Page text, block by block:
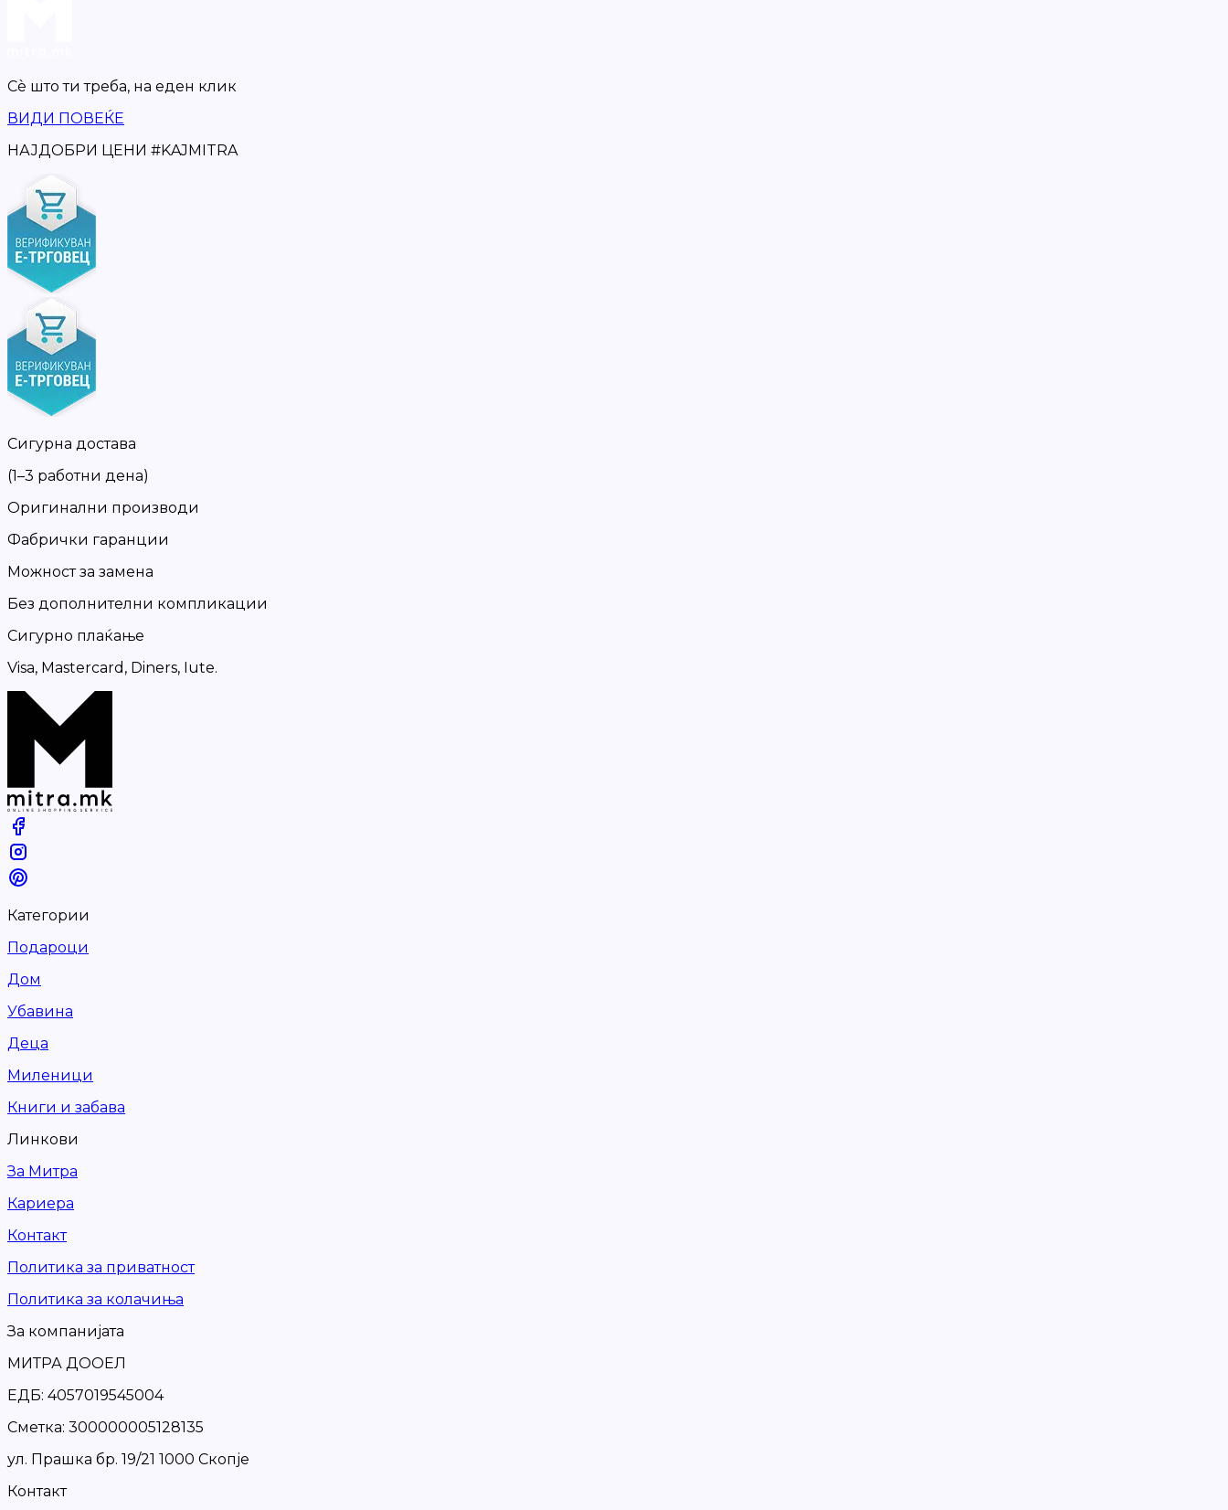
Сè што ти треба, на еден клик
ВИДИ ПОВЕЌЕ
НАЈДОБРИ ЦЕНИ #KAJMITRA
Сигурна достава
(1–3 работни дена)
Оригинални производи
Фабрички гаранции
Можност за замена
Без дополнителни компликации
Сигурно плаќање
Visa, Mastercard, Diners, Iute.
Категории
Подароци
Дом
Убавина
Деца
Миленици
Книги и забава
Линкови
За Митра
Кариера
Контакт
Политика за приватност
Политика за колачиња
За компанијата
МИТРА ДООЕЛ
ЕДБ: 4057019545004
Сметка: 300000005128135
ул. Прашка бр. 19/21 1000 Скопје
Контакт